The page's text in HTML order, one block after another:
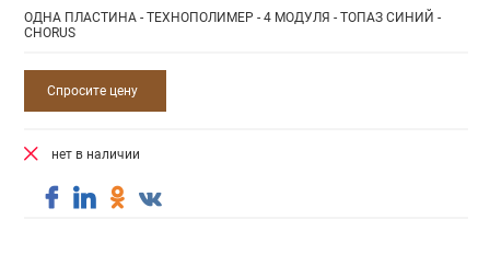
ОДНА ПЛАСТИНА - ТЕХНОПОЛИМЕР - 4 МОДУЛЯ - ТОПАЗ СИНИЙ -
CHORUS
Спросите цену
нет в наличии